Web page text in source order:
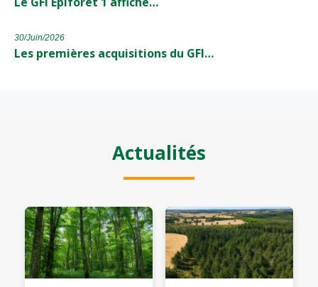
30/Juin/2026
Les premières acquisitions du GFI…
Actualités